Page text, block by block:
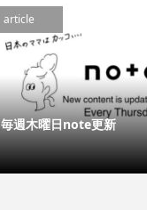
article
毎週木曜日note更新